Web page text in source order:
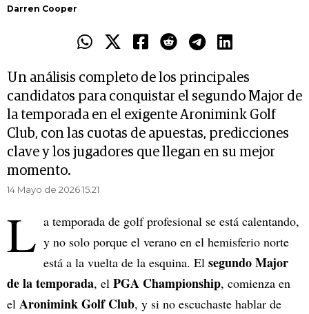
Darren Cooper
Un análisis completo de los principales
candidatos para conquistar el segundo Major de
la temporada en el exigente Aronimink Golf
Club, con las cuotas de apuestas, predicciones
clave y los jugadores que llegan en su mejor
momento.
14 Mayo de 2026 15.21
L a temporada de golf profesional se está calentando,
y no solo porque el verano en el hemisferio norte
está a la vuelta de la esquina. El segundo Major
de la temporada, el PGA Championship, comienza en
el Aronimink Golf Club, y si no escuchaste hablar de